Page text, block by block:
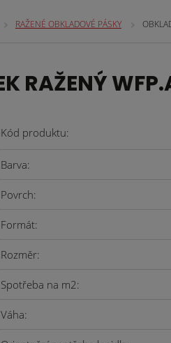
RAŽENÉ OBKLADOVÉ PÁSKY
RAŽENÝ
Kód produktu
Barva
Povrch
Formát
Rozměr
Spotřeba na m2
Váha